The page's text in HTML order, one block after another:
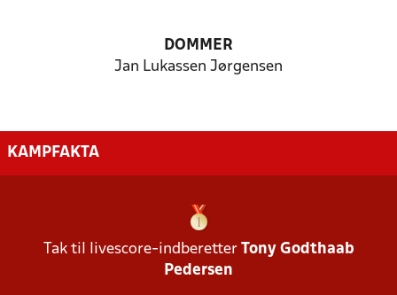
DOMMER
Jan Lukassen Jørgensen
KAMPFAKTA
Tak til livescore-indberetter Tony Godthaab
Pedersen